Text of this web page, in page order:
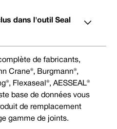
dans l'outil Seal
de fabricants,
Crane®, Burgmann®,
Flexaseal®, AESSEAL®
base de données vous
de remplacement
gamme de joints.